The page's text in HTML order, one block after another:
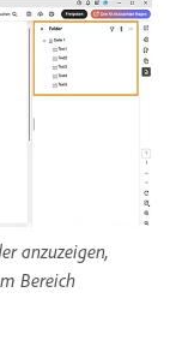
anzuzeigen,
Bereich